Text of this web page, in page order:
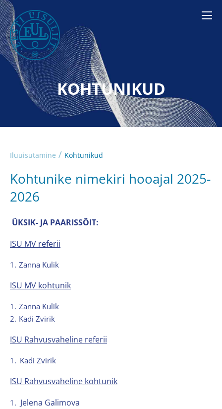
KOHTUNIKUD
Iluuisutamine / Kohtunikud
Kohtunike nimekiri hooajal 2025-
2026
ÜKSIK- JA PAARISSÕIT:
ISU MV referii
1. Zanna Kulik
ISU MV kohtunik
1. Zanna Kulik
2. Kadi Zvirik
ISU Rahvusvaheline referii
1. Kadi Zvirik
ISU Rahvusvaheline kohtunik
1. Jelena Galimova